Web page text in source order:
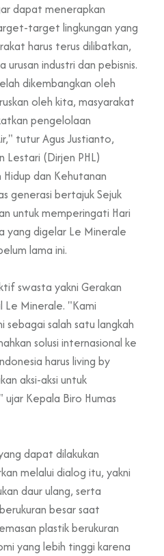
dapat menerapkan
target lingkungan yang
harus terus dilibatkan,
urusan industri dan pebisnis.
dikembangkan oleh
oleh kita, masyarakat
pengelolaan
tutur Agus Justianto,
Lestari (Dirjen PHL)
dan Kehutanan
generasi bertajuk Sejuk
untuk memperingati Hari
yang digelar Le Minerale
lama ini.
swasta yakni Gerakan
Le Minerale. "Kami
sebagai salah satu langkah
solusi internasional ke
harus living by
aksi-aksi untuk
Kepala Biro Humas
dapat dilakukan
melalui dialog itu, yakni
daur ulang, serta
besar saat
plastik berukuran
yang lebih tinggi karena